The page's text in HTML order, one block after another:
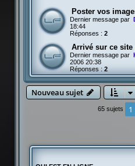
Poster vos
Dernier message par
18:44
Réponses : 2
Arrivé sur ce site
Dernier message par
2006 20:38
Réponses : 2
Nouveau sujet
65 sujets 1